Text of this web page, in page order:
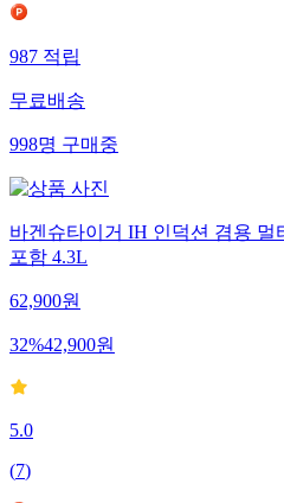
987적립
무료배송
998명구매중
바겐슈타이거 IH 인덕션 겸용 멀
포함 4.3L
62,900원
32%42,900원
5.0
(7)